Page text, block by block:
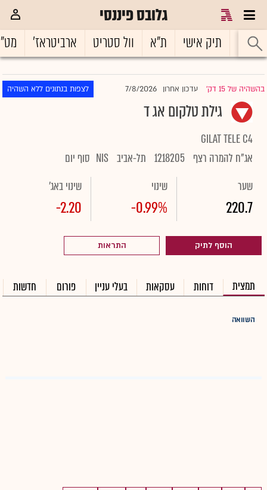
גלובס פיננסי
ראשי תיק אישי ת"א וול סטריט ארביטראז'
בהשהיה של 15 דק' |עדכון אחרון 7/8/2026 לצפות בנתונים ללא השהיה
גילת טלקום אג ד
GILAT TELE C4
אג"ח להמרה רצף 1218205 תל-אביב NIS סוף יום
שער
220.7
שינוי
-0.99%
שינוי באג'
-2.20
הוסף לתיק התראות
תמצית דוחות עסקאות בעלי עניין פורום חדשות
השוואה